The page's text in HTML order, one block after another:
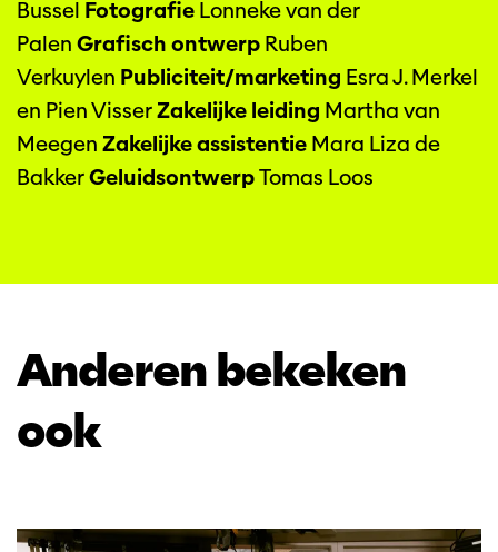
Bussel Fotografie Lonneke van der
Palen Grafisch ontwerp Ruben
Verkuylen Publiciteit/marketing Esra J. Merkel
en Pien VisserZakelijke leiding Martha van
Meegen Zakelijke assistentie Mara Liza de
BakkerGeluidsontwerpTomas Loos
Anderen bekeken
ook